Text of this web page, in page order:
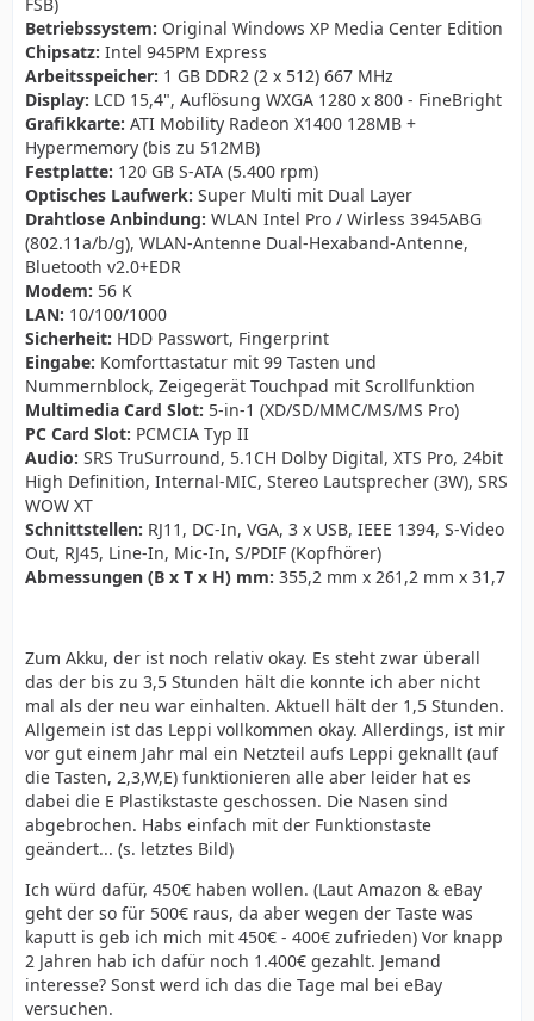
Betriebssystem: Original Windows XP Media Center Edition
Chipsatz: Intel 945PM Express
Arbeitsspeicher: 1 GB DDR2 (2 x 512) 667 MHz
Display: LCD 15,4", Auflösung WXGA 1280 x 800 - FineBright
Grafikkarte: ATI Mobility Radeon X1400 128MB +
Hypermemory (bis zu 512MB)
Festplatte: 120 GB S-ATA (5.400 rpm)
Optisches Laufwerk: Super Multi mit Dual Layer
Drahtlose Anbindung: WLAN Intel Pro / Wirless 3945ABG
(802.11a/b/g), WLAN-Antenne Dual-Hexaband-Antenne,
Bluetooth v2.0+EDR
Modem: 56 K
LAN: 10/100/1000
Sicherheit: HDD Passwort, Fingerprint
Eingabe: Komforttastatur mit 99 Tasten und
Nummernblock, Zeigegerät Touchpad mit Scrollfunktion
Multimedia Card Slot: 5-in-1 (XD/SD/MMC/MS/MS Pro)
PC Card Slot: PCMCIA Typ II
Audio: SRS TruSurround, 5.1CH Dolby Digital, XTS Pro, 24bit
High Definition, Internal-MIC, Stereo Lautsprecher (3W), SRS
WOW XT
Schnittstellen: RJ11, DC-In, VGA, 3 x USB, IEEE 1394, S-Video
Out, RJ45, Line-In, Mic-In, S/PDIF (Kopfhörer)
Abmessungen (B x T x H) mm: 355,2 mm x 261,2 mm x 31,7
Zum Akku, der ist noch relativ okay. Es steht zwar überall
das der bis zu 3,5 Stunden hält die konnte ich aber nicht
mal als der neu war einhalten. Aktuell hält der 1,5 Stunden.
Allgemein ist das Leppi vollkommen okay. Allerdings, ist mir
vor gut einem Jahr mal ein Netzteil aufs Leppi geknallt (auf
die Tasten, 2,3,W,E) funktionieren alle aber leider hat es
dabei die E Plastikstaste geschossen. Die Nasen sind
abgebrochen. Habs einfach mit der Funktionstaste
geändert... (s. letztes Bild)
Ich würd dafür, 450€ haben wollen. (Laut Amazon & eBay
geht der so für 500€ raus, da aber wegen der Taste was
kaputt is geb ich mich mit 450€ - 400€ zufrieden) Vor knapp
2 Jahren hab ich dafür noch 1.400€ gezahlt. Jemand
interesse? Sonst werd ich das die Tage mal bei eBay
versuchen.